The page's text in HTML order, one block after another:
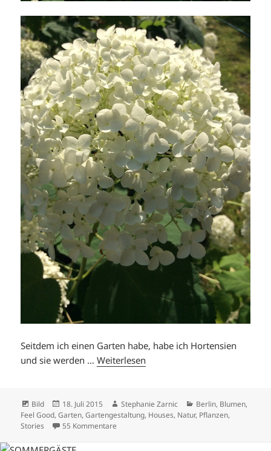
Seitdem ich einen Garten habe, habe ich Hortensien
und sie werden …Weiterlesen
Format
Bild
Veröffentlicht
am
18. Juli 2015 Autor
Stephanie Zarnic Kategorien
Berlin, Blumen,
Feel Good,Garten,Gartengestaltung, Houses, Natur, Pflanzen,
Stories
55 Kommentare